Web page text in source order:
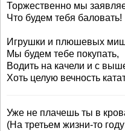
Торжественно мы
Что будем тебя баловать!
Игрушки и плюшевых
Мы будем тебе покупать,
Водить на качели и с
Хоть целую вечность
Уже не плачешь ты в
(На третьем жизни-то